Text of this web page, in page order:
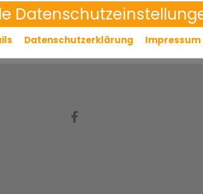
Datenschutzerklärung Impressum